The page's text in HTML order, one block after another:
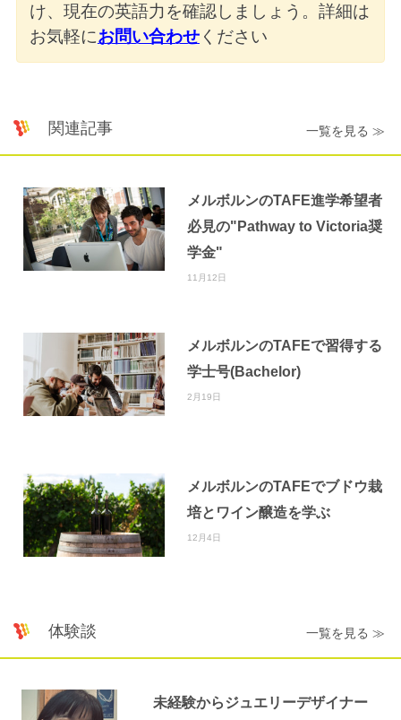
け、現在の英語力を確認しましょう。詳細は
お気軽にお問い合わせください
関連記事 一覧を見る ≫
メルボルンのTAFE進学希望者
必見の"Pathway to Victoria奨
学金"
11月12日
メルボルンのTAFEで習得する
学士号(Bachelor)
2月19日
メルボルンのTAFEでブドウ栽
培とワイン醸造を学ぶ
12月4日
体験談 一覧を見る ≫
未経験からジュエリーデザイナー